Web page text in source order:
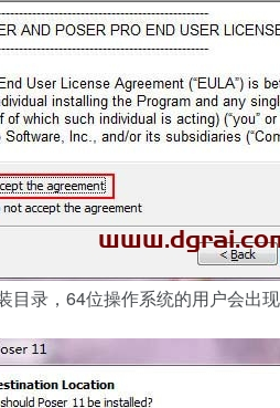
目录，64位操作系统的用户会出